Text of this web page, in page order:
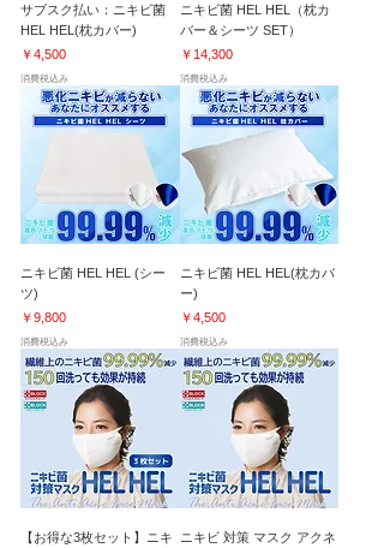
サブスク払い：ニキビ菌
HEL HEL(枕カバー)
価格
￥4,500
消費税込み
ニキビ菌 HEL HEL（枕カ
バー＆シーツ SET）
価格
￥14,300
消費税込み
ニキビ菌 HEL HEL (シー
ツ)
価格
￥9,800
消費税込み
ニキビ菌 HEL HEL(枕カバ
ー)
価格
￥4,500
消費税込み
【お得な3枚セット】ニキ
ニキビ 対策 マスク アクネ